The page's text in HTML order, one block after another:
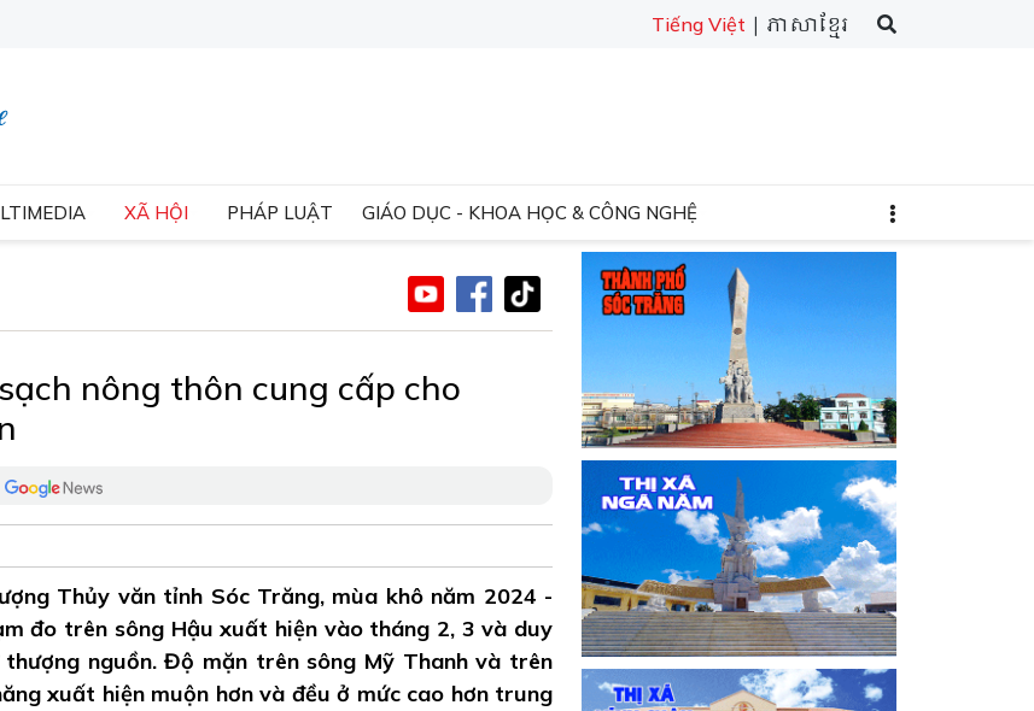
Tiếng Việt | ភាសាខ្មែរ
XÃ HỘI PHÁP LUẬT GIÁO DỤC - KHOA HỌC & CÔNG NGHỆ
nông thôn cung cấp cho
Thủy văn tỉnh Sóc Trăng, mùa khô năm 2024 -
đo trên sông Hậu xuất hiện vào tháng 2, 3 và duy
nguồn. Độ mặn trên sông Mỹ Thanh và trên
xuất hiện muộn hơn và đều ở mức cao hơn trung